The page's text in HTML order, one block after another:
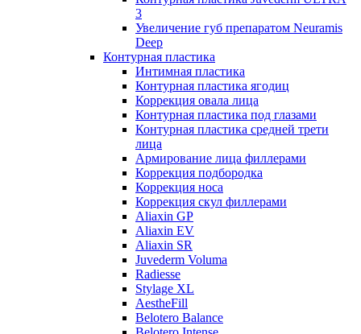
3
Увеличение губ препаратом Neuramis
Deep
Контурная пластика
Интимная пластика
Контурная пластика ягодиц
Коррекция овала лица
Контурная пластика под глазами
Контурная пластика средней трети
лица
Армирование лица филлерами
Коррекция подбородка
Коррекция носа
Коррекция скул филлерами
Aliaxin GP
Aliaxin EV
Aliaxin SR
Juvederm Voluma
Radiesse
Stylage XL
AestheFill
Belotero Balance